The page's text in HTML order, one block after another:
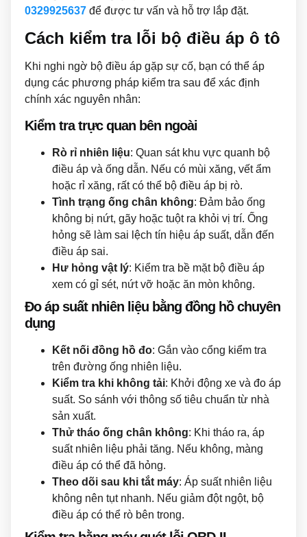
0329925637 để được tư vấn và hỗ trợ lắp đặt.
Cách kiểm tra lỗi bộ điều áp ô tô
Khi nghi ngờ bộ điều áp gặp sự cố, bạn có thể áp
dụng các phương pháp kiểm tra sau để xác định
chính xác nguyên nhân:
Kiểm tra trực quan bên ngoài
Rò rỉ nhiên liệu: Quan sát khu vực quanh bộ
điều áp và ống dẫn. Nếu có mùi xăng, vết ẩm
hoặc rỉ xăng, rất có thể bộ điều áp bị rò.
Tình trạng ống chân không: Đảm bảo ống
không bị nứt, gãy hoặc tuột ra khỏi vị trí. Ống
hỏng sẽ làm sai lệch tín hiệu áp suất, dẫn đến
điều áp sai.
Hư hỏng vật lý: Kiểm tra bề mặt bộ điều áp
xem có gỉ sét, nứt vỡ hoặc ăn mòn không.
Đo áp suất nhiên liệu bằng đồng hồ chuyên
dụng
Kết nối đồng hồ đo: Gắn vào cổng kiểm tra
trên đường ống nhiên liệu.
Kiểm tra khi không tải: Khởi động xe và đo áp
suất. So sánh với thông số tiêu chuẩn từ nhà
sản xuất.
Thử tháo ống chân không: Khi tháo ra, áp
suất nhiên liệu phải tăng. Nếu không, màng
điều áp có thể đã hỏng.
Theo dõi sau khi tắt máy: Áp suất nhiên liệu
không nên tụt nhanh. Nếu giảm đột ngột, bộ
điều áp có thể rò bên trong.